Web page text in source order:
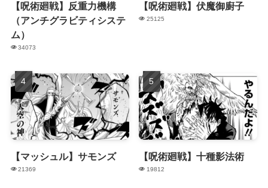
【呪術廻戦】反重力機構
（アンチグラビティシステ
ム）
34073
【呪術廻戦】伏魔御廚子
25125
【マッシュル】サモンズ
21369
【呪術廻戦】十種影法術
19812